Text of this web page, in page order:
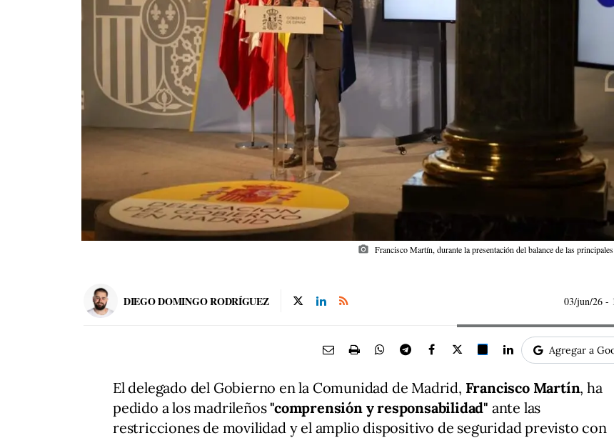
photo_camera Francisco Martín, durante la presentación del balance de las
DIEGO DOMINGO RODRÍGUEZ 03/jun/26 -
Agregar a
El delegado del Gobierno en la Comunidad de Madrid, Francisco Martín, ha
pedido a los madrileños"comprensión y responsabilidad" ante las
restricciones de movilidad y el amplio dispositivo de seguridad previsto con